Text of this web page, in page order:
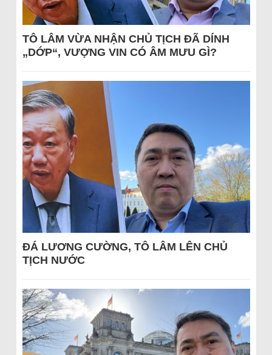
TÔ LÂM VỪA NHẬN CHỦ TỊCH ĐÃ DÍNH
„DỚP“, VƯỢNG VIN CÓ ÂM MƯU GÌ?
ĐÁ LƯƠNG CƯỜNG, TÔ LÂM LÊN CHỦ
TỊCH NƯỚC